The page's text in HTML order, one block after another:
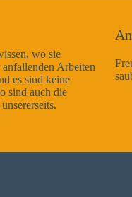
Freundliche Mitarbeiter,
sauber, Kann ich nur